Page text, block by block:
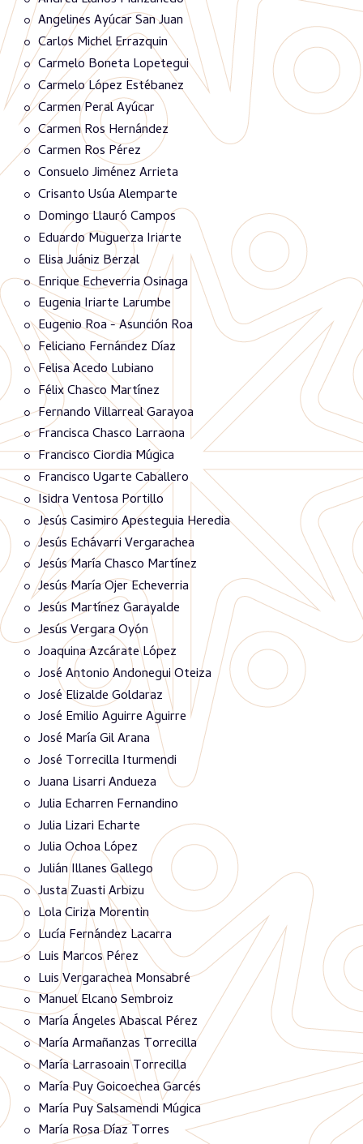
Angelines Ayúcar San Juan
Carlos Michel Errazquin
Carmelo Boneta Lopetegui
Carmelo López Estébanez
Carmen Peral Ayúcar
Carmen Ros Hernández
Carmen Ros Pérez
Consuelo Jiménez Arrieta
Crisanto Usúa Alemparte
Domingo Llauró Campos
Eduardo Muguerza Iriarte
Elisa Juániz Berzal
Enrique Echeverria Osinaga
Eugenia Iriarte Larumbe
Eugenio Roa - Asunción Roa
Feliciano Fernández Díaz
Felisa Acedo Lubiano
Félix Chasco Martínez
Fernando Villarreal Garayoa
Francisca Chasco Larraona
Francisco Ciordia Múgica
Francisco Ugarte Caballero
Isidra Ventosa Portillo
Jesús Casimiro Apesteguia Heredia
Jesús Echávarri Vergarachea
Jesús María Chasco Martínez
Jesús María Ojer Echeverria
Jesús Martínez Garayalde
Jesús Vergara Oyón
Joaquina Azcárate López
José Antonio Andonegui Oteiza
José Elizalde Goldaraz
José Emilio Aguirre Aguirre
José María Gil Arana
José Torrecilla Iturmendi
Juana Lisarri Andueza
Julia Echarren Fernandino
Julia Lizari Echarte
Julia Ochoa López
Julián Illanes Gallego
Justa Zuasti Arbizu
Lola Ciriza Morentin
Lucía Fernández Lacarra
Luis Marcos Pérez
Luis Vergarachea Monsabré
Manuel Elcano Sembroiz
María Ángeles Abascal Pérez
María Armañanzas Torrecilla
María Larrasoain Torrecilla
María Puy Goicoechea Garcés
María Puy Salsamendi Múgica
María Rosa Díaz Torres